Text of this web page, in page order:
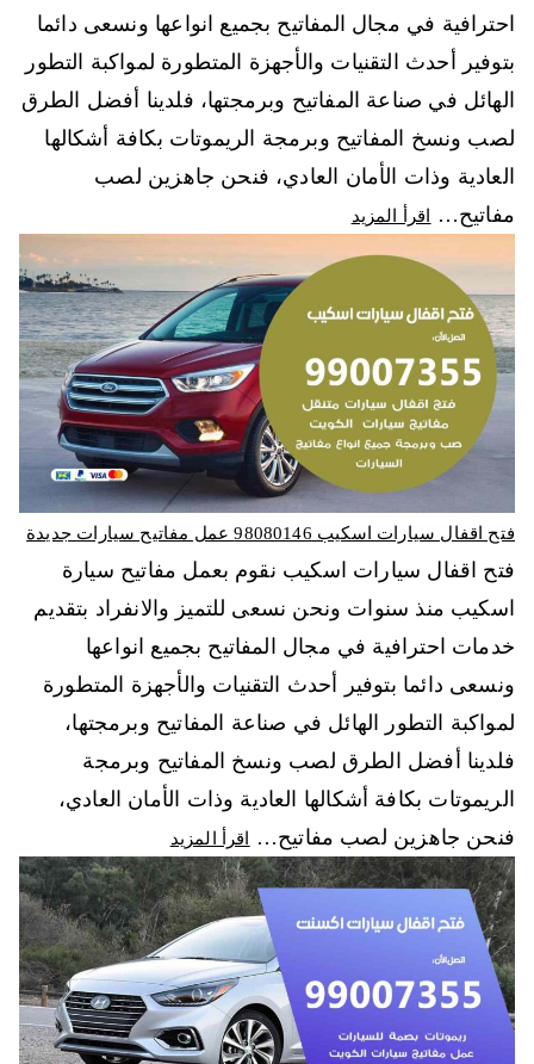
احترافية في مجال المفاتيح بجميع انواعها ونسعى دائما
بتوفير أحدث التقنيات والأجهزة المتطورة لمواكبة التطور
الهائل في صناعة المفاتيح وبرمجتها، فلدينا أفضل الطرق
لصب ونسخ المفاتيح وبرمجة الريموتات بكافة أشكالها
العادية وذات الأمان العادي، فنحن جاهزين لصب
مفاتيح…
اقرأ المزيد
فتح اقفال سيارات اسكيب 98080146‬ عمل مفاتيح سيارات جديدة
فتح اقفال سيارات اسكيب نقوم بعمل مفاتيح سيارة
اسكيب منذ سنوات ونحن نسعى للتميز والانفراد بتقديم
خدمات احترافية في مجال المفاتيح بجميع انواعها
ونسعى دائما بتوفير أحدث التقنيات والأجهزة المتطورة
لمواكبة التطور الهائل في صناعة المفاتيح وبرمجتها،
فلدينا أفضل الطرق لصب ونسخ المفاتيح وبرمجة
الريموتات بكافة أشكالها العادية وذات الأمان العادي،
فنحن جاهزين لصب مفاتيح…
اقرأ المزيد